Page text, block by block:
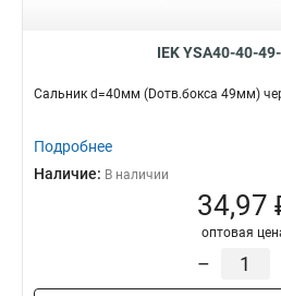
IEK YSA40-40-
Сальник d=40мм (Dотв.бокса 49мм)
Подробнее
Наличие: В наличии
34,97
оптовая
–